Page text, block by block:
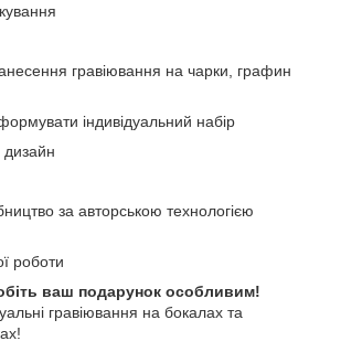
гравіювання на чарки, графин
індивідуальний набір
дизайн
за авторською технологією
роботи
ваш подарунок особливим!
гравіювання на бокалах та